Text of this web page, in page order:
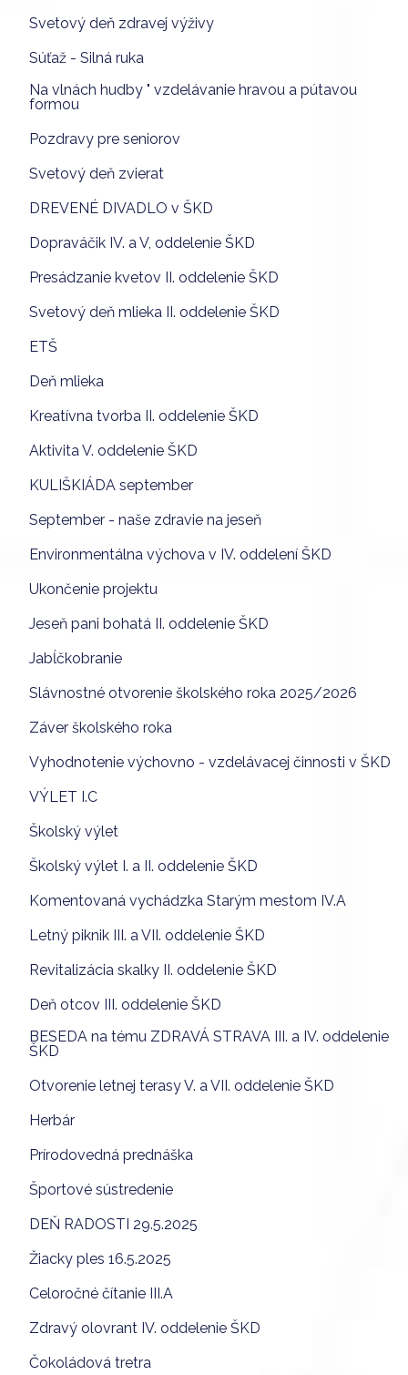
Svetový deň zdravej výživy
Súťaž - Silná ruka
Na vlnách hudby " vzdelávanie hravou a pútavou
formou
Pozdravy pre seniorov
Svetový deň zvierat
DREVENÉ DIVADLO v ŠKD
Dopraváčik IV. a V, oddelenie ŠKD
Presádzanie kvetov II. oddelenie ŠKD
Svetový deň mlieka II. oddelenie ŠKD
ETŠ
Deň mlieka
Kreatívna tvorba II. oddelenie ŠKD
Aktivita V. oddelenie ŠKD
KULIŠKIÁDA september
September - naše zdravie na jeseň
Environmentálna výchova v IV. oddelení ŠKD
Ukončenie projektu
Jeseň pani bohatá II. oddelenie ŠKD
Jabĺčkobranie
Slávnostné otvorenie školského roka 2025/2026
Záver školského roka
Vyhodnotenie výchovno - vzdelávacej činnosti v ŠKD
VÝLET I.C
Školský výlet
Školský výlet I. a II. oddelenie ŠKD
Komentovaná vychádzka Starým mestom IV.A
Letný piknik III. a VII. oddelenie ŠKD
Revitalizácia skalky II. oddelenie ŠKD
Deň otcov III. oddelenie ŠKD
BESEDA na tému ZDRAVÁ STRAVA III. a IV. oddelenie
ŠKD
Otvorenie letnej terasy V. a VII. oddelenie ŠKD
Herbár
Prírodovedná prednáška
Športové sústredenie
DEŇ RADOSTI 29.5.2025
Žiacky ples 16.5.2025
Celoročné čítanie III.A
Zdravý olovrant IV. oddelenie ŠKD
Čokoládová tretra